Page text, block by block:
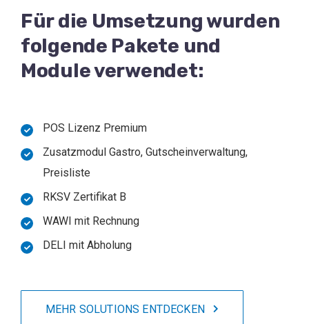
Für die Umsetzung wurden
folgende Pakete und
Module verwendet:
POS Lizenz Premium
Zusatzmodul Gastro, Gutscheinverwaltung,
Preisliste
RKSV Zertifikat B
WAWI mit Rechnung
DELI mit Abholung
MEHR SOLUTIONS ENTDECKEN